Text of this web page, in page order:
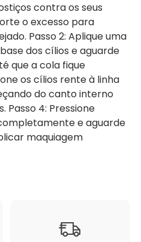
contra os seus
o excesso para
Passo 2: Aplique uma
dos cílios e aguarde
que a cola fique
os cílios rente à linha
do canto interno
Passo 4: Pressione
e aguarde
maquiagem